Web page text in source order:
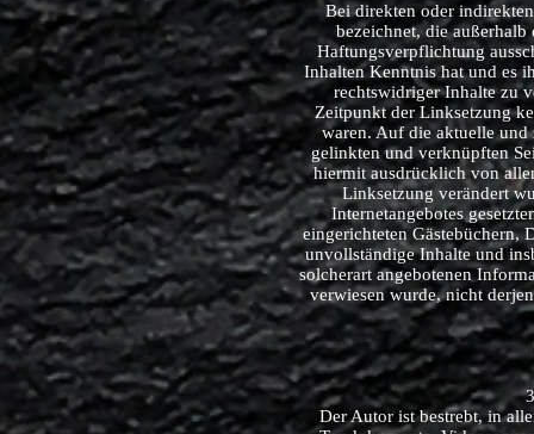
Bei direkten oder
bezeichnet, die
Haftungsverpflichtung
Inhalten Kenntnis hat und es
rechtswidriger Inhalte zu
Zeitpunkt der Linksetzung
waren. Auf die aktuelle
gelinkten und verknüpften
hiermit ausdrücklich von
Linksetzung verändert
Internetangebotes
eingerichteten Gästebüchern,
unvollständige Inhalte und
solcherart angebotenen
verwiesen wurde, nicht
Der Autor ist bestrebt, in